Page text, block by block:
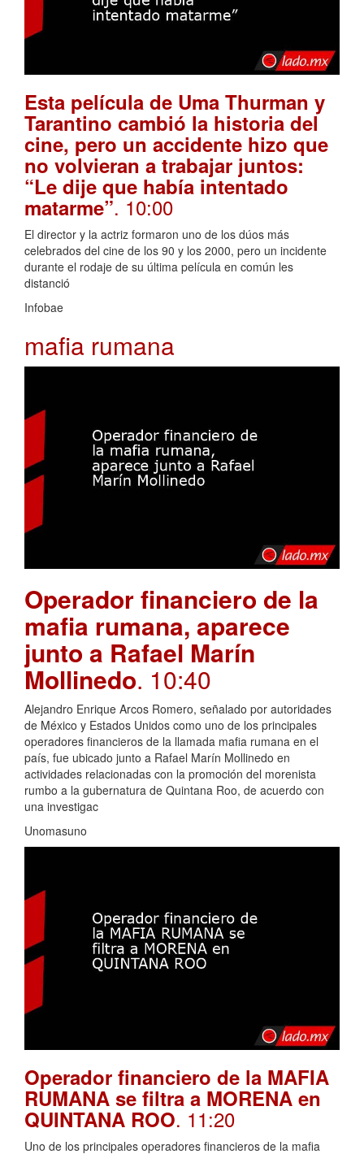
Esta película de Uma Thurman y
Tarantino cambió la historia del
cine, pero un accidente hizo que
no volvieran a trabajar juntos:
“Le dije que había intentado
matarme”. 10:00
El director y la actriz formaron uno de los dúos más
celebrados del cine de los 90 y los 2000, pero un incidente
durante el rodaje de su última película en común les
distanció
Infobae
mafia rumana
Operador financiero de la
mafia rumana, aparece
junto a Rafael Marín
Mollinedo. 10:40
Alejandro Enrique Arcos Romero, señalado por autoridades
de México y Estados Unidos como uno de los principales
operadores financieros de la llamada mafia rumana en el
país, fue ubicado junto a Rafael Marín Mollinedo en
actividades relacionadas con la promoción del morenista
rumbo a la gubernatura de Quintana Roo, de acuerdo con
una investigac
Unomasuno
Operador financiero de la MAFIA
RUMANA se filtra a MORENA en
QUINTANA ROO. 11:20
Uno de los principales operadores financieros de la mafia